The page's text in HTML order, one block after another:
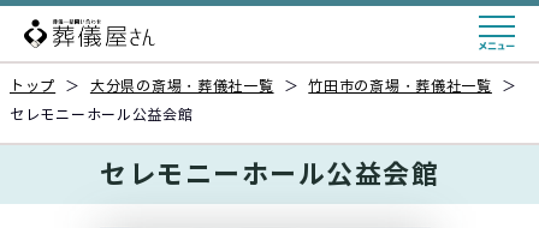
トップ ＞ 大分県の斎場・葬儀社一覧 ＞ 竹田市の斎場・葬儀社一覧
＞
セレモニーホール公益会館
セレモニーホール公益会館